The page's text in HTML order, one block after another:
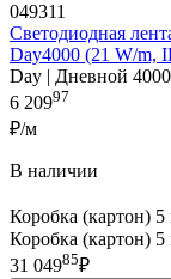
049311
Светодиодная
Day4000 (21 W/m,
Day | Дневной
6 20997
₽/м
В наличии
Коробка (картон)
Коробка (картон) 5
31 04985₽